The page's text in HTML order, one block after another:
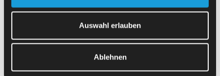
Auswahl erlauben
Ablehnen
hasábok megmunkálásához, asztalos kocsin előkészítve.